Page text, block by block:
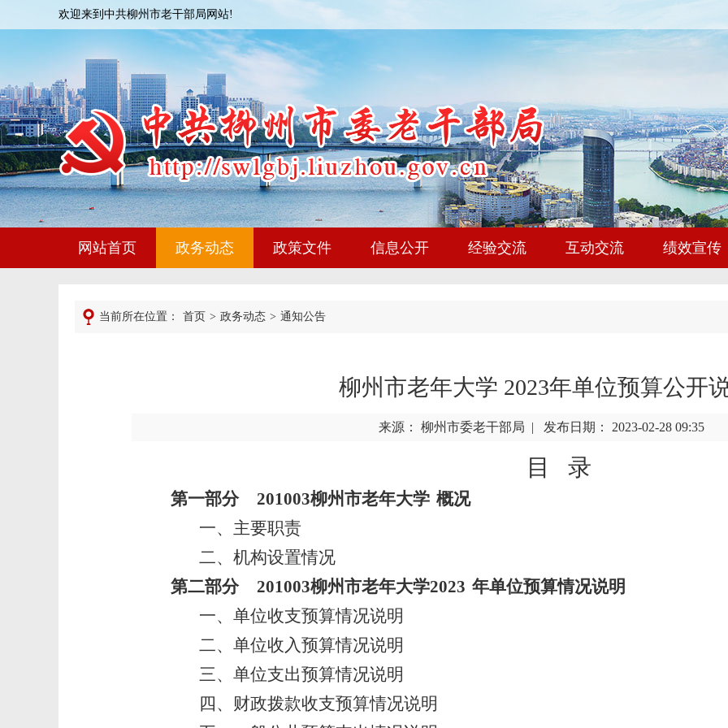
欢迎来到中共柳州市老干部局网站!
网站首页 政务动态 政策文件 信息公开 经验交流 互动交流 绩效宣传
当前所在位置： 首页 > 政务动态 > 通知公告
柳州市老年大学 2023年单位预算公开
来源： 柳州市委老干部局 | 发布日期： 2023-02-28 09:35
目 录
第一部分 201003柳州市老年大学 概况
一、 主要职责
二、 机构设置情况
第二部分 201003柳州市老年大学2023 年单位预算情况说明
一、 单位收支预算情况说明
二、 单位收入预算情况说明
三、 单位支出预算情况说明
四、 财政拨款收支预算情况说明